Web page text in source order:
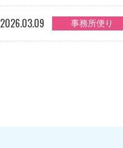
2026.03.09 事務所便り